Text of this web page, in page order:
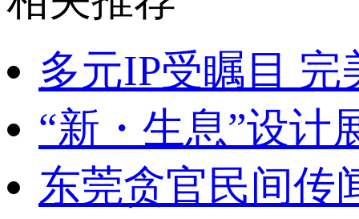
多元IP受瞩目
“新・生息”设
东莞贪官民间传